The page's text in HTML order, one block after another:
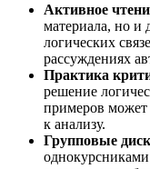
Активное
материала, но и
логических
рассуждениях
Практика
решение
примеров может
к анализу.
Групповые